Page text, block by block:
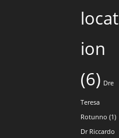
locat
ion
(6) Dre
Teresa
Rotunno (1)
Dr Riccardo